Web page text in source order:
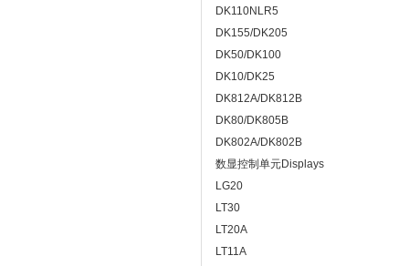
DK110NLR5
DK155/DK205
DK50/DK100
DK10/DK25
DK812A/DK812B
DK80/DK805B
DK802A/DK802B
数显控制单元Displays
LG20
LT30
LT20A
LT11A